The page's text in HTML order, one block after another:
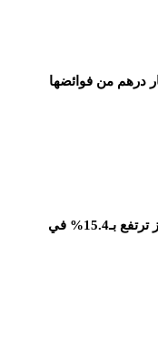
المغرب: واردات الغاز ترتفع بـ15.4% في